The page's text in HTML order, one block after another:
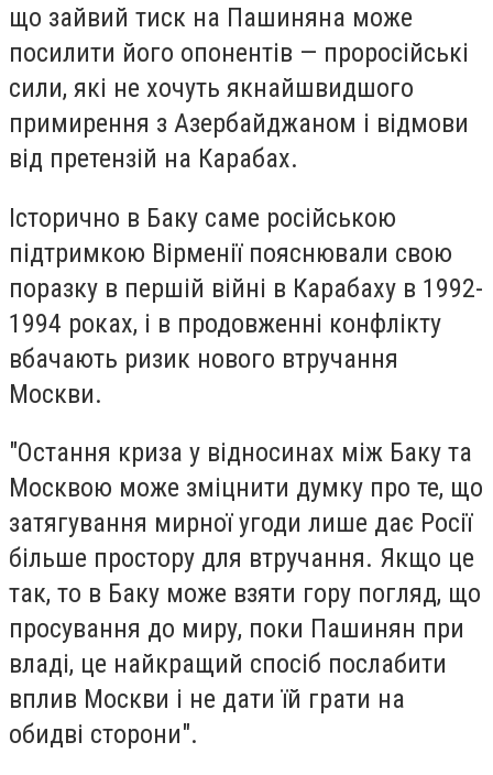
що зайвий тиск на Пашиняна може
посилити його опонентів — проросійські
сили, які не хочуть якнайшвидшого
примирення з Азербайджаном і відмови
від претензій на Карабах.
Історично в Баку саме російською
підтримкою Вірменії пояснювали свою
поразку в першій війні в Карабаху в 1992-
1994 роках, і в продовженні конфлікту
вбачають ризик нового втручання
Москви.
"Остання криза у відносинах між Баку та
Москвою може зміцнити думку про те, що
затягування мирної угоди лише дає Росії
більше простору для втручання. Якщо це
так, то в Баку може взяти гору погляд, що
просування до миру, поки Пашинян при
владі, це найкращий спосіб послабити
вплив Москви і не дати їй грати на
обидві сторони".